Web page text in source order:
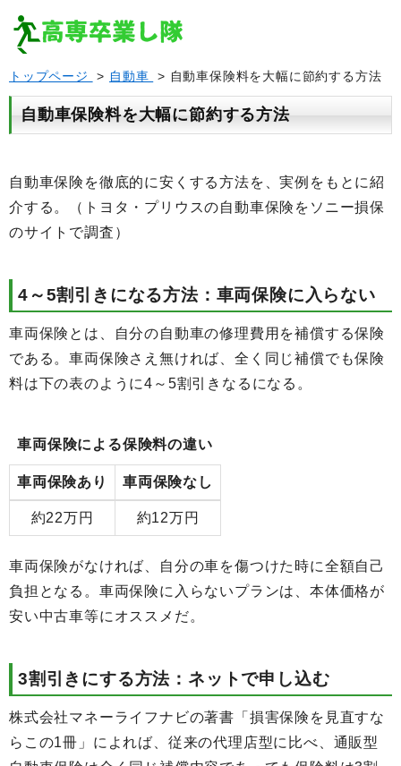
トップページ > 自動車 > 自動車保険料を大幅に節約する方法
自動車保険料を大幅に節約する方法
自動車保険を徹底的に安くする方法を、実例をもとに紹
介する。（トヨタ・プリウスの自動車保険をソニー損保
のサイトで調査）
4～5割引きになる方法：車両保険に入らない
車両保険とは、自分の自動車の修理費用を補償する保険
である。車両保険さえ無ければ、全く同じ補償でも保険
料は下の表のように4～5割引きなるになる。
車両保険による保険料の違い
車両保険あり 車両保険なし
約22万円 約12万円
車両保険がなければ、自分の車を傷つけた時に全額自己
負担となる。車両保険に入らないプランは、本体価格が
安い中古車等にオススメだ。
3割引きにする方法：ネットで申し込む
株式会社マネーライフナビの著書「損害保険を見直すな
らこの1冊」によれば、従来の代理店型に比べ、通販型